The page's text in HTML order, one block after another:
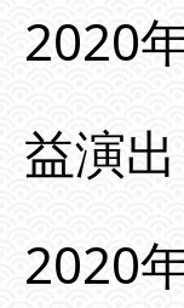
2020
益演出
2020